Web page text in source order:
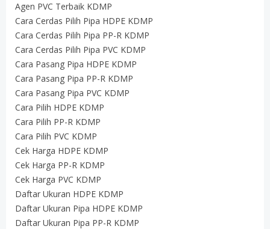
Agen PVC Terbaik KDMP
Cara Cerdas Pilih Pipa HDPE KDMP
Cara Cerdas Pilih Pipa PP-R KDMP
Cara Cerdas Pilih Pipa PVC KDMP
Cara Pasang Pipa HDPE KDMP
Cara Pasang Pipa PP-R KDMP
Cara Pasang Pipa PVC KDMP
Cara Pilih HDPE KDMP
Cara Pilih PP-R KDMP
Cara Pilih PVC KDMP
Cek Harga HDPE KDMP
Cek Harga PP-R KDMP
Cek Harga PVC KDMP
Daftar Ukuran HDPE KDMP
Daftar Ukuran Pipa HDPE KDMP
Daftar Ukuran Pipa PP-R KDMP